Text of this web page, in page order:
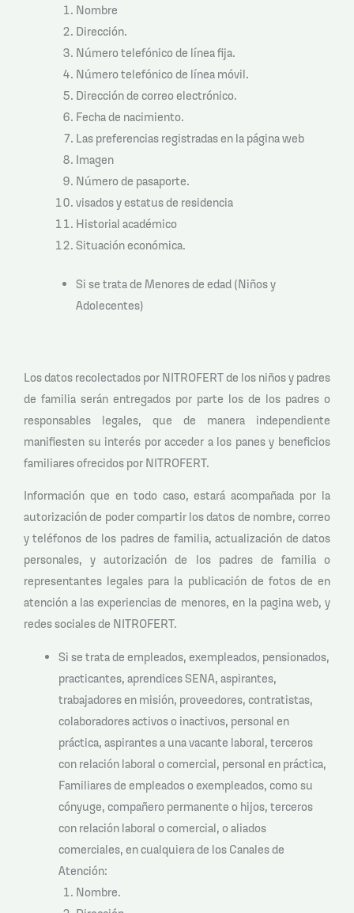
Nombre
Dirección.
Número telefónico de línea fija.
Número telefónico de línea móvil.
Dirección de correo electrónico.
Fecha de nacimiento.
Las preferencias registradas en la página web
Imagen
Número de pasaporte.
visados y estatus de residencia
Historial académico
Situación económica.
Si se trata de Menores de edad (Niños y
Adolecentes)
Los datos recolectados por NITROFERT de los niños y padres
de familia serán entregados por parte los de los padres o
responsables legales, que de manera independiente
manifiesten su interés por acceder a los panes y beneficios
familiares ofrecidos por NITROFERT.
Información que en todo caso, estará acompañada por la
autorización de poder compartir los datos de nombre, correo
y teléfonos de los padres de familia, actualización de datos
personales, y autorización de los padres de familia o
representantes legales para la publicación de fotos de en
atención a las experiencias de menores, en la pagina web, y
redes sociales de NITROFERT.
Si se trata de empleados, exempleados, pensionados,
practicantes, aprendices SENA, aspirantes,
trabajadores en misión, proveedores, contratistas,
colaboradores activos o inactivos, personal en
práctica, aspirantes a una vacante laboral, terceros
con relación laboral o comercial, personal en práctica,
Familiares de empleados o exempleados, como su
cónyuge, compañero permanente o hijos, terceros
con relación laboral o comercial, o aliados
comerciales, en cualquiera de los Canales de
Atención:
Nombre.